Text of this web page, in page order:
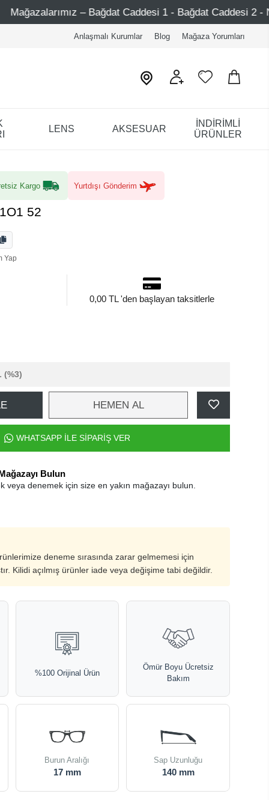
Caddesi 1 - Bağdat Caddesi 2 - Nişantaşı – Etiler –
Anlaşmalı Kurumlar Blog Mağaza Yorumları
LENS AKSESUAR
İNDİRİMLİ
ÜRÜNLER
Kargo Yurtdışı Gönderim
52
Yap
0,00 TL 'den başlayan taksitlerle
(%3)
HEMEN AL
WHATSAPP İLE SİPARİŞ VER
Bulun
veya denemek için size en yakın mağazayı bulun.
deneme sırasında zarar gelmemesi için
Kilidi açılmış ürünler iade veya değişime tabi değildir.
%100 Orijinal Ürün
Ömür Boyu Ücretsiz
Bakım
Burun Aralığı
17 mm
Sap Uzunluğu
140 mm